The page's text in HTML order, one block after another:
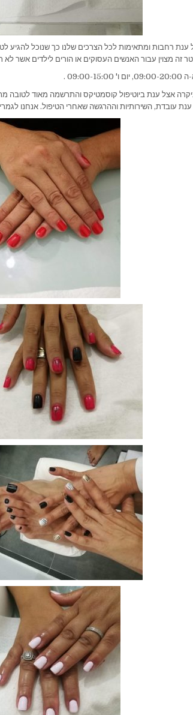
רחבות ומתאימות לכל הצרכים שלנו כך שנוכל להגיע
זה מצוין עבור האנשים העסוקים או הורים לילדים אשר
.
אצל ענת ביוטיפול קוסמטיקס והתרשמה מאוד לטובה
עובדת, השירותיות וההרגשה שאחרי הטיפול. אנחנו